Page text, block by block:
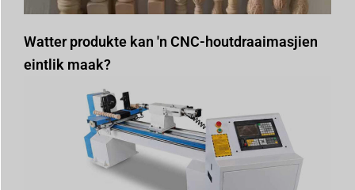
Watter produkte kan 'n CNC-houtdraaimasjien
eintlik maak?